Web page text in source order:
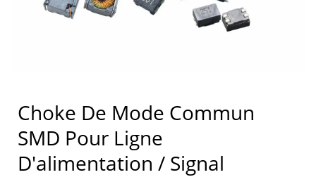
Choke De Mode Commun
SMD Pour Ligne
D'alimentation / Signal